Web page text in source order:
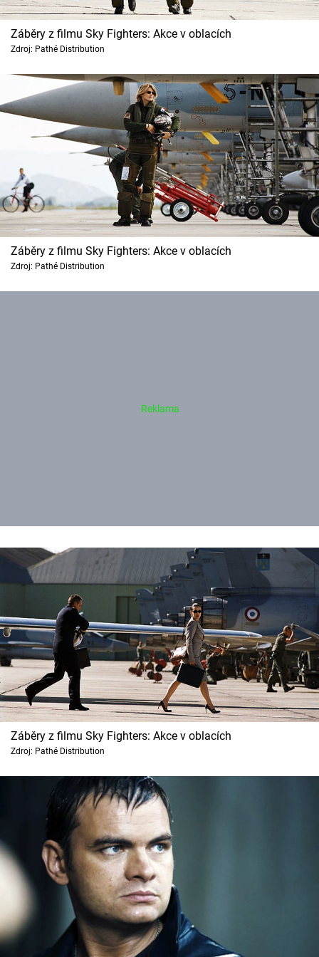
Záběry z filmu Sky Fighters: Akce v oblacích
Zdroj: Pathé Distribution
Záběry z filmu Sky Fighters: Akce v oblacích
Zdroj: Pathé Distribution
Záběry z filmu Sky Fighters: Akce v oblacích
Zdroj: Pathé Distribution